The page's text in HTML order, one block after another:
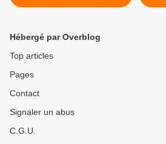
Hébergé par Overblog
Top articles
Pages
Contact
Signaler un abus
C.G.U.